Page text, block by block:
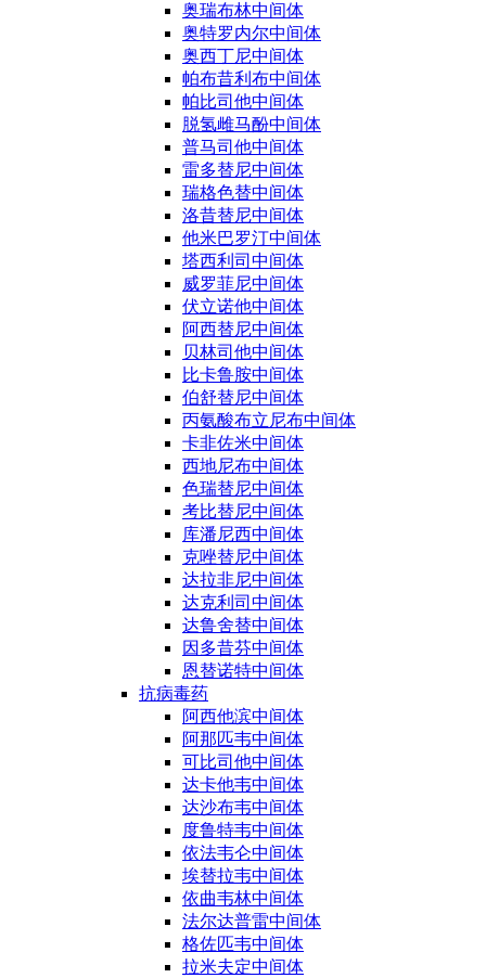
奥瑞布林中间体
奥特罗内尔中间体
奥西丁尼中间体
帕布昔利布中间体
帕比司他中间体
脱氢雌马酚中间体
普马司他中间体
雷多替尼中间体
瑞格色替中间体
洛昔替尼中间体
他米巴罗汀中间体
塔西利司中间体
威罗菲尼中间体
伏立诺他中间体
阿西替尼中间体
贝林司他中间体
比卡鲁胺中间体
伯舒替尼中间体
丙氨酸布立尼布中间体
卡非佐米中间体
西地尼布中间体
色瑞替尼中间体
考比替尼中间体
库潘尼西中间体
克唑替尼中间体
达拉非尼中间体
达克利司中间体
达鲁舍替中间体
因多昔芬中间体
恩替诺特中间体
抗病毒药
阿西他滨中间体
阿那匹韦中间体
可比司他中间体
达卡他韦中间体
达沙布韦中间体
度鲁特韦中间体
依法韦仑中间体
埃替拉韦中间体
依曲韦林中间体
法尔达普雷中间体
格佐匹韦中间体
拉米夫定中间体